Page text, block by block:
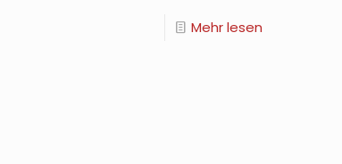
Mehr lesen